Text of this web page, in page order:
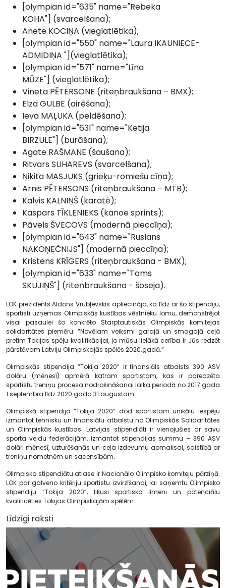
[olympian id="635" name="Rebeka
KOHA"] (svarcelšana);
Anete KOCIŅA (vieglatlētika);
[olympian id="550" name="Laura IKAUNIECE-
ADMIDIŅA "](vieglatlētika);
[olympian id="571" name="Līna
MŪZE"] (vieglatlētika);
Vineta PĒTERSONE (riteņbraukšana – BMX);
Elza GULBE (airēšana);
Ieva MAĻUKA (peldēšana);
[olympian id="631" name="Ketija
BIRZULE"] (burāšana);
Agate RAŠMANE (šaušana);
Ritvars SUHAREVS (svarcelšana);
Ņikita MASJUKS (grieķu-romiešu cīņa);
Arnis PĒTERSONS (riteņbraukšana – MTB);
Kalvis KALNIŅŠ (karatē);
Kaspars TĪKLENIEKS (kanoe sprints);
Pāvels ŠVECOVS (modernā pieccīņa);
[olympian id="643" name="Ruslans
NAKOŅEČNIJS"] (modernā pieccīņa);
Kristens KRĪGERS (riteņbraukšana - BMX);
[olympian id="633" name="Toms
SKUJIŅŠ"] (riteņbraukšana - šoseja).
LOK prezidents Aldons Vrubļevskis apliecināja, ka līdz ar šo stipendiju,
sportisti uzņemas Olimpiskās kustības vēstnieku lomu, demonstrējot
visai pasaulei šo konkrēto Starptautiskās Olimpiskās komitejas
solidaritātes piemēru. “Novēlam veiksmi garajā un smagajā ceļā
pretim Tokijas spēļu kvalifikācijai, jo mūsu lielākā cerība ir Jūs redzēt
pārstāvam Latviju Olimpiskajās spēlēs 2020.gadā.”
Olimpiskās stipendija “Tokija 2020” ir finansiāls atbalsts 390 ASV
dolāru (mēnesī) apmērā katram sportistam, kas ir paredzēta
sportistu treniņu procesa nodrošināšanai laika periodā no 2017.gada
1.septembra līdz 2020.gada 31.augustam.
Olimpiskā stipendija “Tokija 2020” dod sportistam unikālu iespēju
izmantot tehnisku un finansiālu atbalstu no Olimpiskās Solidaritātes
un Olimpiskās kustības. Latvijas stipendiāti ir vienojušies ar savu
sporta veidu federācijām, izmantot stipendijas summu – 390 ASV
dolāri mēnesī, uzturēšanās un ceļa izdevumu apmaksai, saistībā ar
treniņu nometnēm un sacensībām.
Olimpisko stipendiātu atlase ir Nacionālo Olimpisko komiteju pārziņā.
LOK par galveno kritēriju sportistu izvirzīšanai, lai saņemtu Olimpisko
stipendiju “Tokija 2020”, likusi sportisko līmeni un potenciālu
kvalificēties Tokijas Olimpiskajām spēlēm.
Līdzīgi raksti